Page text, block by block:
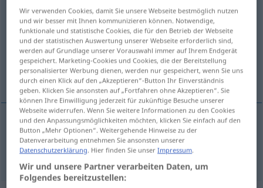
hinterziehenv/t <irr, untrennb, kein-ge-;h>
Übersicht aller Übersetzungen
(Für mehr Details die Übersetzung anklicken/antippen)
evade
evade hinterziehen
Wir verwenden Cookies, damit Sie unsere Webseite bestmöglich nutzen
und wir besser mit Ihnen kommunizieren können. Notwendige,
funktionale und statistische Cookies, die für den Betrieb der Webseite
und der statistischen Auswertung unserer Webseite erforderlich sind,
werden auf Grundlage unserer Vorauswahl immer auf Ihrem Endgerät
gespeichert. Marketing-Cookies und Cookies, die der Bereitstellung
personalisierter Werbung dienen, werden nur gespeichert, wenn Sie uns
durch einen Klick auf den „Akzeptieren“-Button Ihr Einverständnis
geben. Klicken Sie ansonsten auf „Fortfahren ohne Akzeptieren“. Sie
können Ihre Einwilligung jederzeit für zukünftige Besuche unserer
Webseite widerrufen. Wenn Sie weitere Informationen zu den Cookies
und den Anpassungsmöglichkeiten möchten, klicken Sie einfach auf den
Button „Mehr Optionen“. Weitergehende Hinweise zu der
Datenverarbeitung entnehmen Sie ansonsten unserer
Datenschutzerklärung. Hier finden Sie unserImpressum.
Wir und unsere Partner verarbeiten Daten, um
Folgendes bereitzustellen: